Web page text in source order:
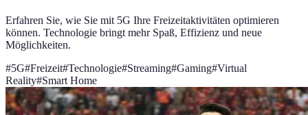
Erfahren Sie, wie Sie mit 5G Ihre Freizeitaktivitäten optimieren
können. Technologie bringt mehr Spaß, Effizienz und neue
Möglichkeiten.
#5G#Freizeit#Technologie#Streaming#Gaming#Virtual
Reality#Smart Home